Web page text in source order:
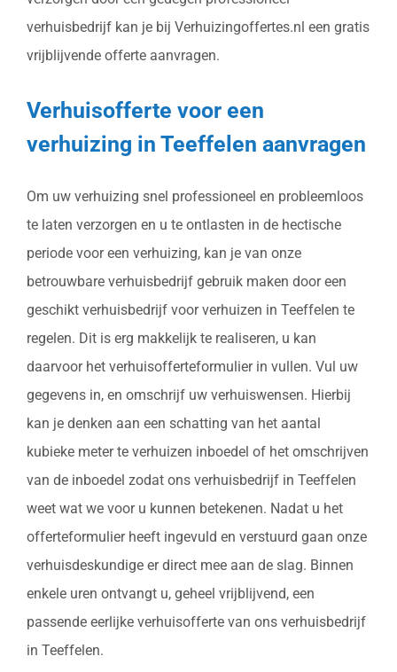
verhuisbedrijf kan je bij Verhuizingoffertes.nl een gratis
vrijblijvende offerte aanvragen.
Verhuisofferte voor een
verhuizing in Teeffelen aanvragen
Om uw verhuizing snel professioneel en probleemloos
te laten verzorgen en u te ontlasten in de hectische
periode voor een verhuizing, kan je van onze
betrouwbare verhuisbedrijf gebruik maken door een
geschikt verhuisbedrijf voor verhuizen in Teeffelen te
regelen. Dit is erg makkelijk te realiseren, u kan
daarvoor het verhuisofferteformulier in vullen. Vul uw
gegevens in, en omschrijf uw verhuiswensen. Hierbij
kan je denken aan een schatting van het aantal
kubieke meter te verhuizen inboedel of het omschrijven
van de inboedel zodat ons verhuisbedrijf in Teeffelen
weet wat we voor u kunnen betekenen. Nadat u het
offerteformulier heeft ingevuld en verstuurd gaan onze
verhuisdeskundige er direct mee aan de slag. Binnen
enkele uren ontvangt u, geheel vrijblijvend, een
passende eerlijke verhuisofferte van ons verhuisbedrijf
in Teeffelen.